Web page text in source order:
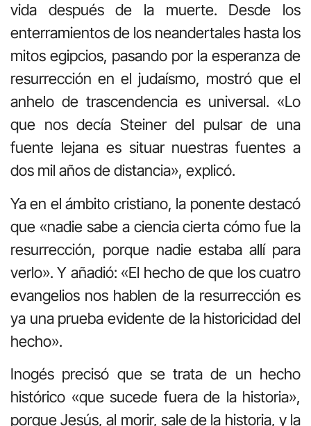
vida después de la muerte. Desde los
enterramientos de los neandertales hasta los
mitos egipcios, pasando por la esperanza de
resurrección en el judaísmo, mostró que el
anhelo de trascendencia es universal. «Lo
que nos decía Steiner del pulsar de una
fuente lejana es situar nuestras fuentes a
dos mil años de distancia», explicó.
Ya en el ámbito cristiano, la ponente destacó
que «nadie sabe a ciencia cierta cómo fue la
resurrección, porque nadie estaba allí para
verlo». Y añadió: «El hecho de que los cuatro
evangelios nos hablen de la resurrección es
ya una prueba evidente de la historicidad del
hecho».
Inogés precisó que se trata de un hecho
histórico «que sucede fuera de la historia»,
porque Jesús, al morir, sale de la historia, y la